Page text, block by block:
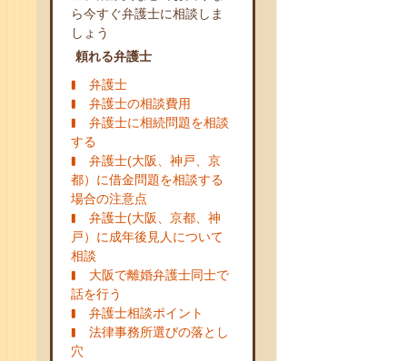
ら今すぐ弁護士に相談しま
しょう
頼れる弁護士
弁護士
弁護士の相談費用
弁護士に相続問題を相談
する
弁護士(大阪、神戸、京
都）に借金問題を相談する
場合の注意点
弁護士(大阪、京都、神
戸）に成年後見人について
相談
大阪で離婚弁護士同士で
話を行う
弁護士相談ポイント
法律事務所選びの落とし
穴